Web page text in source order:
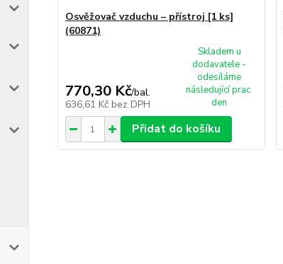
Osvěžovač vzduchu – přístroj [1 ks]
(60871)
770,30 Kč/bal.
636,61 Kč bez DPH
Skladem u
dodavatele -
odesíláme
následující prac.
den
Přidat do košíku